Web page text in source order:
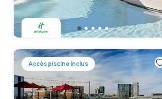
Accès piscine inclus